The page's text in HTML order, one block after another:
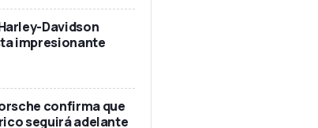
Davidson
impresionante
confirma que
seguirá adelante